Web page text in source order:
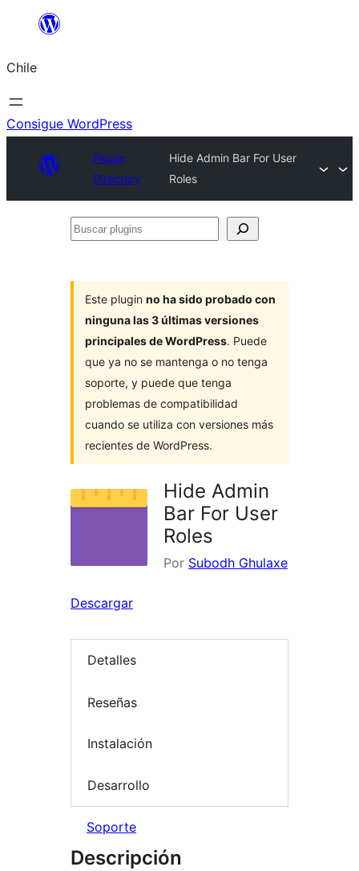
Saltar
contenido
Chile
Consigue WordPress
Plugin
Directory
Hide Admin Bar For User
Roles
Buscar
Este plugin no ha sido probado con
ninguna las 3 últimas versiones
principales de WordPress. Puede
que ya no se mantenga o no tenga
soporte, y puede que tenga
problemas de compatibilidad
cuando se utiliza con versiones más
recientes de WordPress.
Hide Admin
Bar For User
Roles
Por Subodh Ghulaxe
Descargar
Detalles
Reseñas
Instalación
Desarrollo
Soporte
Descripción